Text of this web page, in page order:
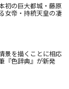
初の巨大都城・藤原
女帝・持統天皇の凄
景を描くことに相応
『色辞典』が新発